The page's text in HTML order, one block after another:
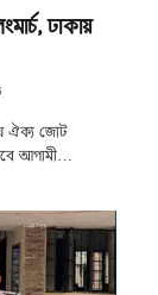
ঢাকায়
ঐক্য জোট
আগামী…